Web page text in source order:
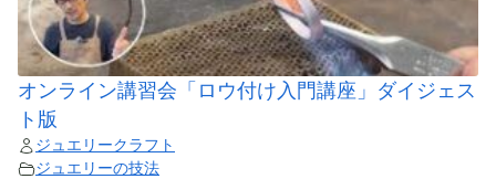
オンライン講習会「ロウ付け入門講座」ダイジェス
ト版
ジュエリークラフト
ジュエリーの技法